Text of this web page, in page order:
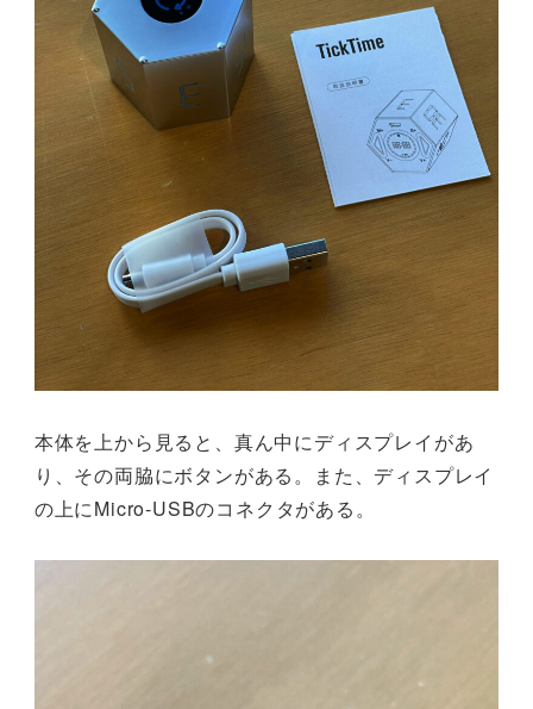
本体を上から見ると、真ん中にディスプレイがあ
り、その両脇にボタンがある。また、ディスプレイ
の上にMicro-USBのコネクタがある。